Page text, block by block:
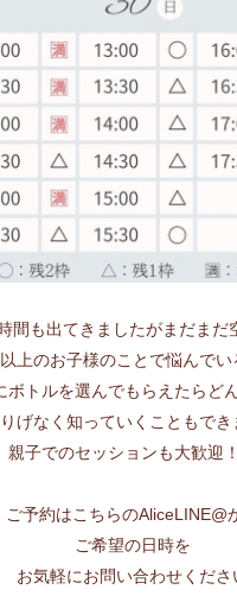
間も出てきましたがまだまだ
上のお子様のことで悩んでい
ボトルを選んでもらえたらど
げなく知っていくこともでき
親子でのセッションも大歓迎！
ご予約はこちらのAliceLINE@
ご希望の日時を
お気軽にお問い合わせくださ